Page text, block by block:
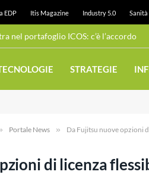
EDP Itis Magazine Industry 5.0
nel portafoglio ICOS: c’è l’accordo
STRATEGIE
Portale News » Da Fujitsu nuove opzioni
di licenza